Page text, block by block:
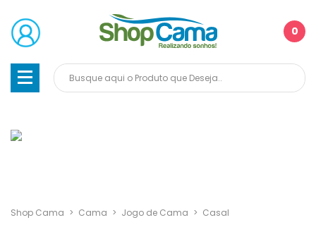
0
Shop Cama > Cama > Jogo de Cama > Casal